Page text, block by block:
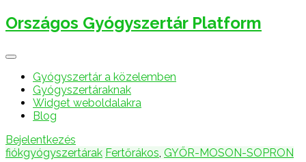
Országos Gyógyszertár Platform
Gyógyszertár a közelemben
Gyógyszertáraknak
Widget weboldalakra
Blog
Bejelentkezés
fiókgyógyszertárak Fertőrákos, GYŐR-MOSON-SOPRON